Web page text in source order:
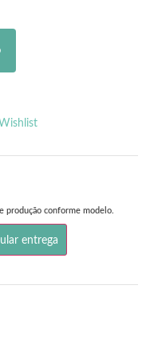
produção conforme modelo.